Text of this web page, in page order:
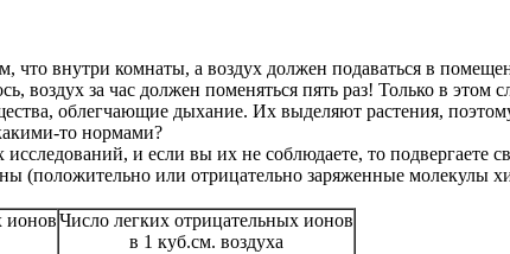
внутри комнаты, а воздух должен подаваться в
воздух за час должен поменяться пять раз! Только в
облегчающие дыхание. Их выделяют растения,
то нормами?
и если вы их не соблюдаете, то подвергаете
(положительно или отрицательно заряженные молекулы
ионовЧисло легких отрицательных ионов
в 1 куб.см. воздуха